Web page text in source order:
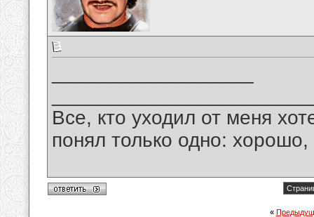
Все, кто уходил от меня
понял только одно:
«